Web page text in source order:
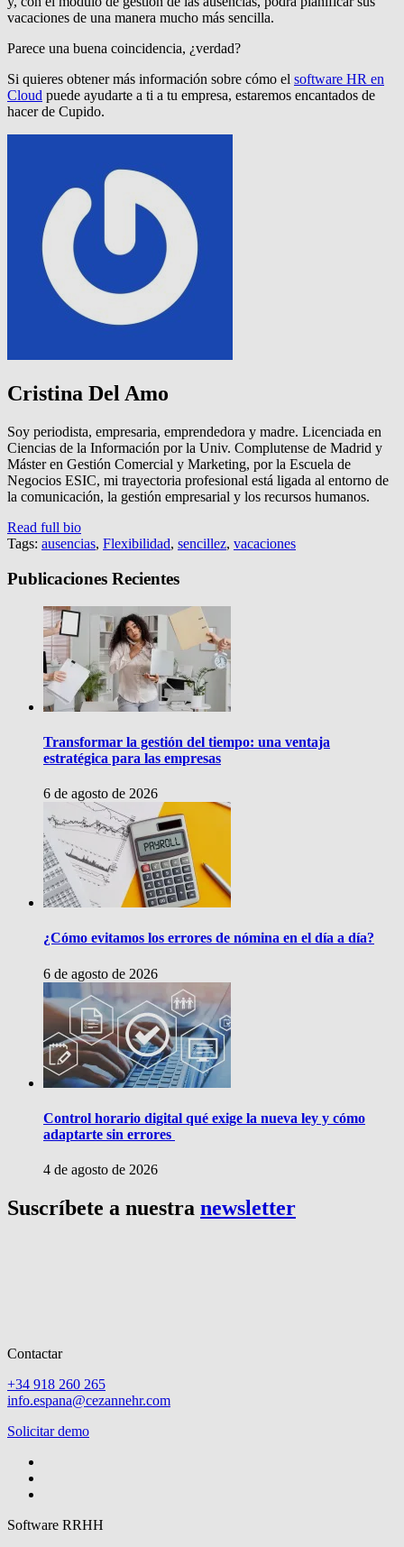
vacaciones de una manera mucho más sencilla.
Parece una buena coincidencia, ¿verdad?
Si quieres obtener más información sobre cómo el software HR en
Cloud puede ayudarte a ti a tu empresa, estaremos encantados de
hacer de Cupido.
Cristina Del Amo
Soy periodista, empresaria, emprendedora y madre. Licenciada en
Ciencias de la Información por la Univ. Complutense de Madrid y
Máster en Gestión Comercial y Marketing, por la Escuela de
Negocios ESIC, mi trayectoria profesional está ligada al entorno de
la comunicación, la gestión empresarial y los recursos humanos.
Read full bio
Tags: ausencias, Flexibilidad, sencillez, vacaciones
Publicaciones Recientes
Transformar la gestión del tiempo: una ventaja
estratégica para las empresas
6 de agosto de 2026
¿Cómo evitamos los errores de nómina en el día a día?
6 de agosto de 2026
Control horario digital qué exige la nueva ley y cómo
adaptarte sin errores
4 de agosto de 2026
Suscríbete a nuestra newsletter
Contactar
+34 918 260 265
info.espana@cezannehr.com
Solicitar demo
Software RRHH